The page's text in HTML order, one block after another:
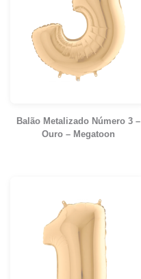
Balão Metalizado Número 3 –
Ouro – Megatoon